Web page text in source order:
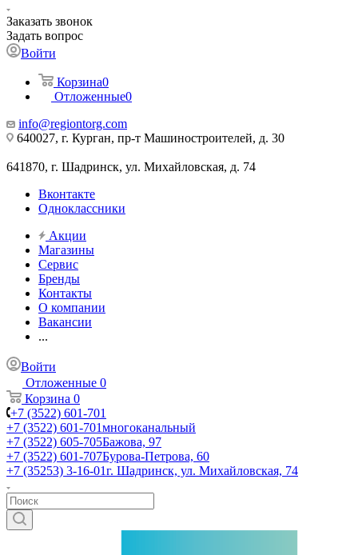
Заказать звонок
Задать вопрос
Войти
Корзина0
Отложенные0
info@regiontorg.com
640027, г. Курган, пр-т Машиностроителей, д. 30
641870, г. Шадринск, ул. Михайловская, д. 74
Вконтакте
Одноклассники
Акции
Магазины
Сервис
Бренды
Контакты
О компании
Вакансии
...
Войти
Отложенные 0
Корзина 0
+7 (3522) 601-701
+7 (3522) 601-701многоканальный
+7 (3522) 605-705Бажова, 97
+7 (3522) 601-707Бурова-Петрова, 60
+7 (35253) 3-16-01г. Шадринск, ул. Михайловская, 74